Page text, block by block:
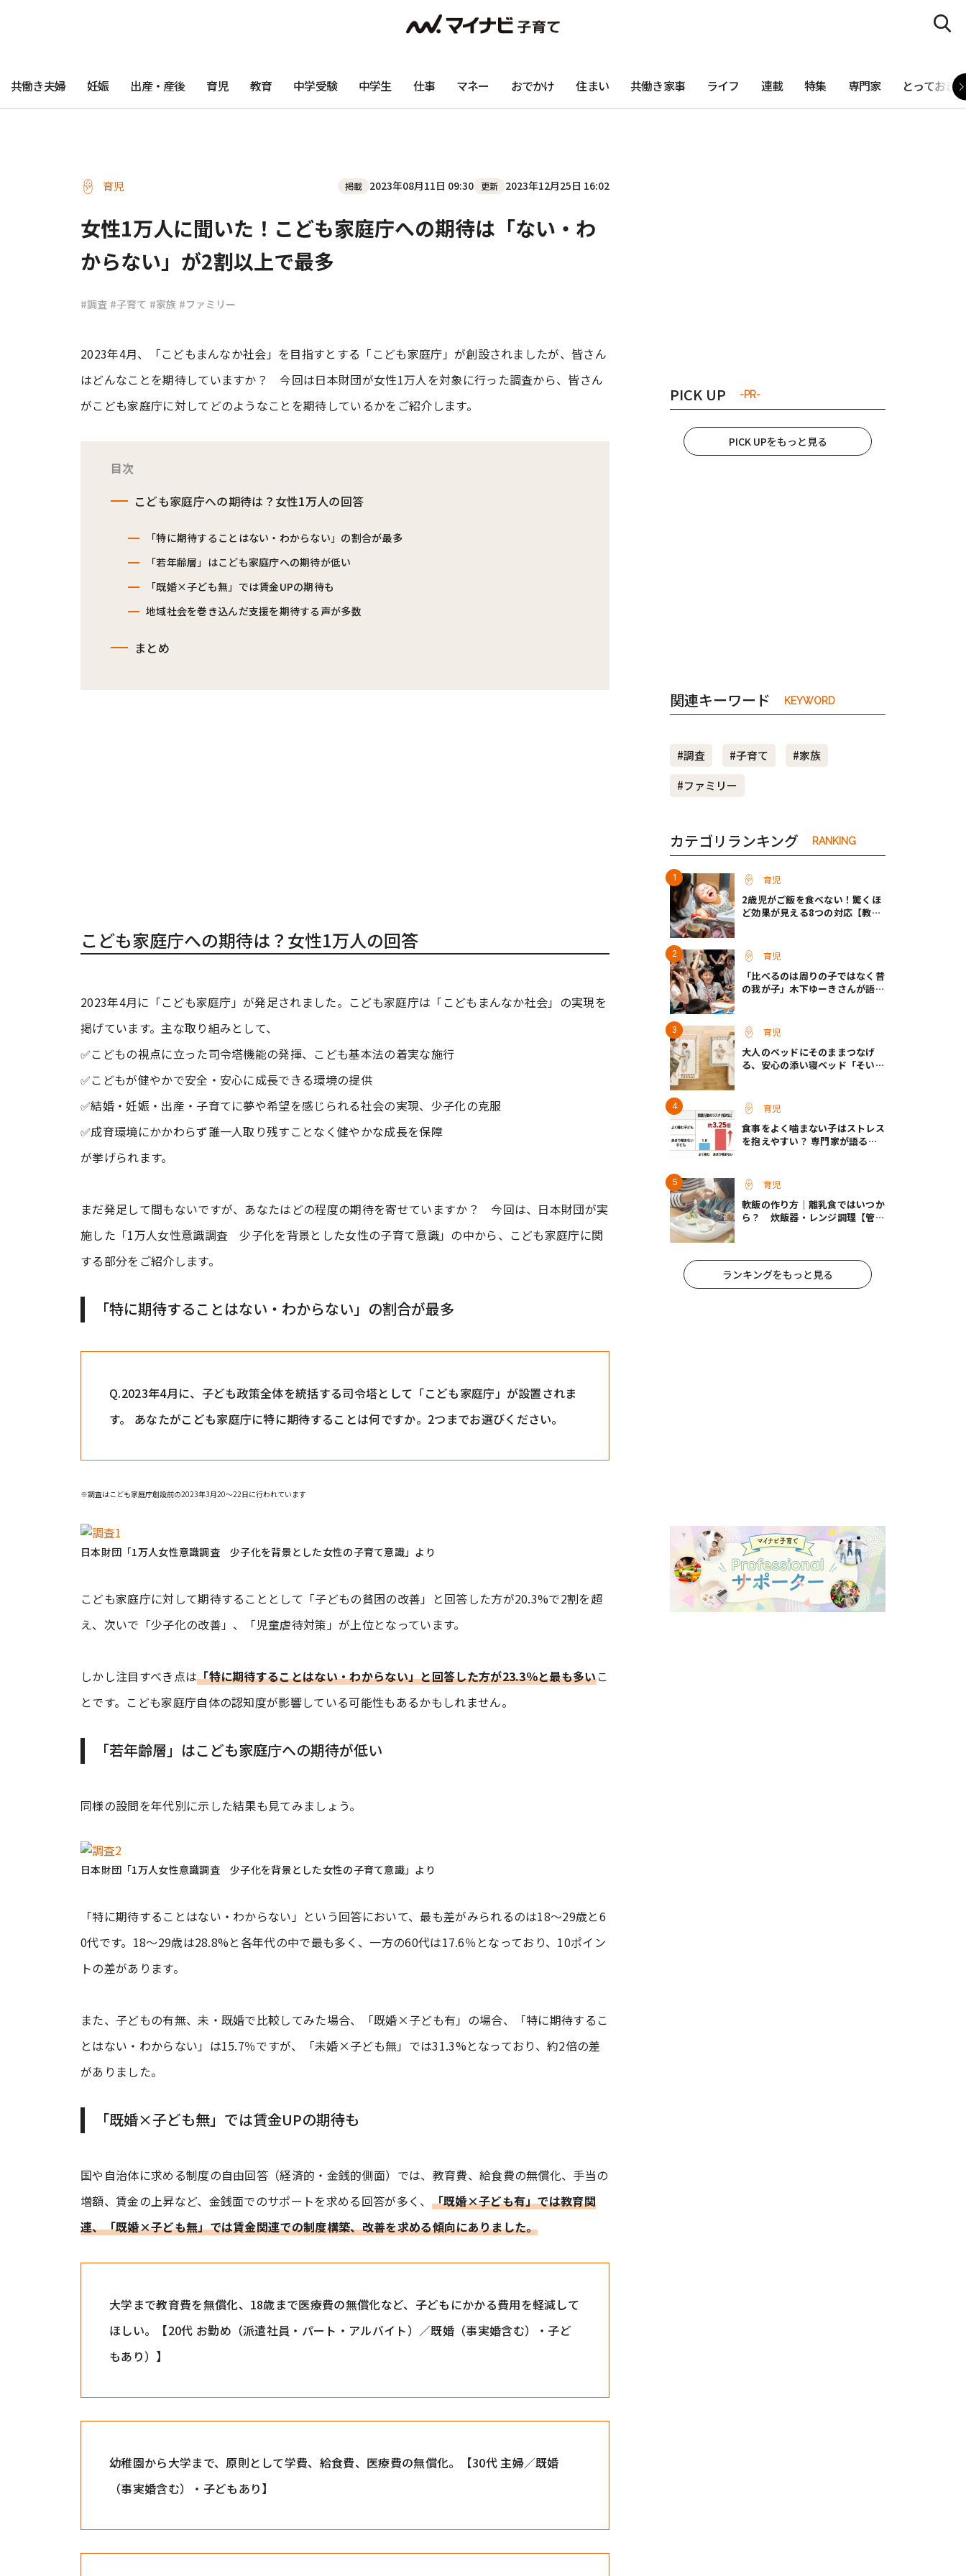
共働き夫婦 妊娠 出産・産後 育児 教育 中学受験 中学生 仕事 マネー おでかけ 住まい 共働き家事 ライフ 連載 特集 専門家 とっておき
育児 掲載 2023年08月11日 09:30 更新 2023年12月25日 16:02
女性1万人に聞いた！こども家庭庁への期待は「ない・わ
からない」が2割以上で最多
#調査 #子育て #家族 #ファミリー
2023年4月、「こどもまんなか社会」を目指すとする「こども家庭庁」が創設されましたが、皆さん
はどんなことを期待していますか？ 今回は日本財団が女性1万人を対象に行った調査から、皆さん
がこども家庭庁に対してどのようなことを期待しているかをご紹介します。
目次
こども家庭庁への期待は？女性1万人の回答
「特に期待することはない・わからない」の割合が最多
「若年齢層」はこども家庭庁への期待が低い
「既婚×子ども無」では賃金UPの期待も
地域社会を巻き込んだ支援を期待する声が多数
まとめ
こども家庭庁への期待は？女性1万人の回答
2023年4月に「こども家庭庁」が発足されました。こども家庭庁は「こどもまんなか社会」の実現を
掲げています。主な取り組みとして、
✅こどもの視点に立った司令塔機能の発揮、こども基本法の着実な施行
✅こどもが健やかで安全・安心に成長できる環境の提供
✅結婚・妊娠・出産・子育てに夢や希望を感じられる社会の実現、少子化の克服
✅成育環境にかかわらず誰一人取り残すことなく健やかな成長を保障
が挙げられます。
まだ発足して間もないですが、あなたはどの程度の期待を寄せていますか？ 今回は、日本財団が実
施した「1万人女性意識調査 少子化を背景とした女性の子育て意識」の中から、こども家庭庁に関
する部分をご紹介します。
「特に期待することはない・わからない」の割合が最多
Q.2023年4月に、子ども政策全体を統括する司令塔として「こども家庭庁」が設置されま
す。 あなたがこども家庭庁に特に期待することは何ですか。2つまでお選びください。
※調査はこども家庭庁創設前の2023年3月20～22日に行われています
日本財団「1万人女性意識調査 少子化を背景とした女性の子育て意識」より
こども家庭庁に対して期待することとして「子どもの貧困の改善」と回答した方が20.3%で2割を超
え、次いで「少子化の改善」、「児童虐待対策」が上位となっています。
しかし注目すべき点は「特に期待することはない・わからない」と回答した方が23.3％と最も多いこ
とです。こども家庭庁自体の認知度が影響している可能性もあるかもしれません。
「若年齢層」はこども家庭庁への期待が低い
同様の設問を年代別に示した結果も見てみましょう。
日本財団「1万人女性意識調査 少子化を背景とした女性の子育て意識」より
「特に期待することはない・わからない」という回答において、最も差がみられるのは18～29歳と6
0代です。18～29歳は28.8%と各年代の中で最も多く、一方の60代は17.6％となっており、10ポイン
トの差があります。
また、子どもの有無、未・既婚で比較してみた場合、「既婚×子ども有」の場合、「特に期待するこ
とはない・わからない」は15.7％ですが、「未婚×子ども無」では31.3%となっており、約2倍の差
がありました。
「既婚×子ども無」では賃金UPの期待も
国や自治体に求める制度の自由回答（経済的・金銭的側面）では、教育費、給食費の無償化、手当の
増額、賃金の上昇など、金銭面でのサポートを求める回答が多く、 「既婚×子ども有」では教育関
連、「既婚×子ども無」では賃金関連での制度構築、改善を求める傾向にありました。
大学まで教育費を無償化、18歳まで医療費の無償化など、子どもにかかる費用を軽減して
ほしい。【20代 お勤め（派遣社員・パート・アルバイト）／既婚（事実婚含む）・子ど
もあり）】
幼稚園から大学まで、原則として学費、給食費、医療費の無償化。【30代 主婦／既婚
（事実婚含む）・子どもあり】
PICK UP -PR-
PICK UPをもっと見る
関連キーワード KEYWORD
#調査 #子育て
#家族
#ファミリー
カテゴリランキング RANKING
育児
2歳児がご飯を食べない！驚くほ
ど効果が見える8つの対応【教え
育児
「比べるのは周りの子ではなく昔
の我が子」木下ゆーきさんが語っ
育児
大人のベッドにそのままつなげ
る、安心の添い寝ベッド「そいね
育児
食事をよく噛まない子はストレス
を抱えやすい？ 専門家が語る、
育児
軟飯の作り方｜離乳食ではいつか
ら？ 炊飯器・レンジ調理【管理
ランキングをもっと見る